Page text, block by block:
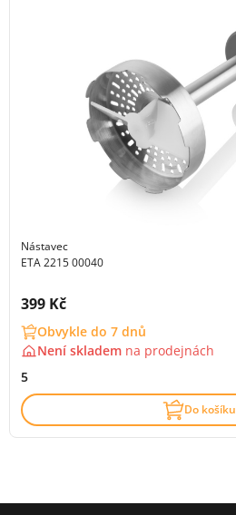
Nástavec
ETA 2215 00040
Cena s DPH:
399 Kč
Obvykle do 7 dnů
Není skladem na prodejnách
5
Do košíku